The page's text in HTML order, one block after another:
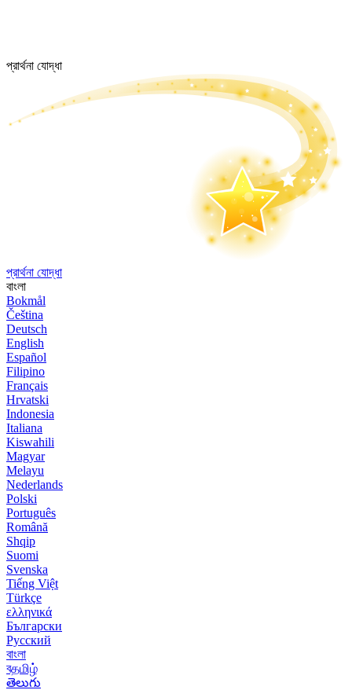
প্রার্থনা যোদ্ধা
প্রার্থনা যোদ্ধা
বাংলা
Bokmål
Čeština
Deutsch
English
Español
Filipino
Français
Hrvatski
Indonesia
Italiana
Kiswahili
Magyar
Melayu
Nederlands
Polski
Português
Română
Shqip
Suomi
Svenska
Tiếng Việt
Türkçe
ελληνικά
Български
Русский
বাংলা
বதமிழ்
తెలుగు